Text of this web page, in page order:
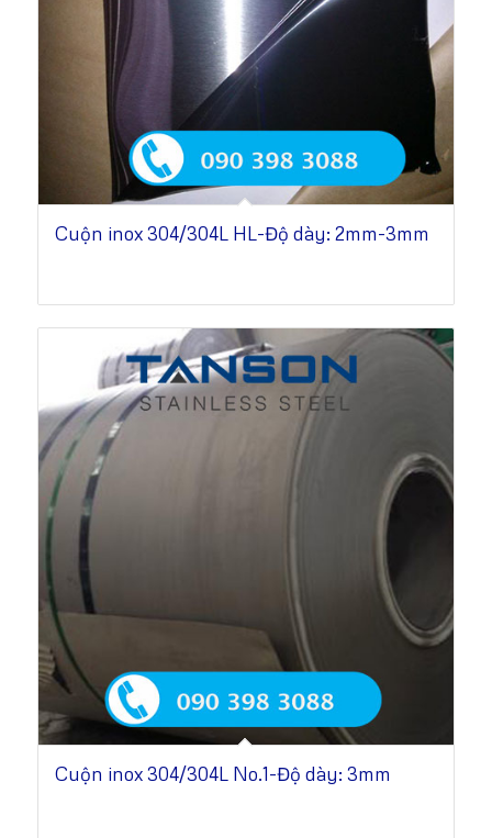
Cuộn inox 304/304L HL-Độ dày: 2mm-3mm
Cuộn inox 304/304L No.1-Độ dày: 3mm